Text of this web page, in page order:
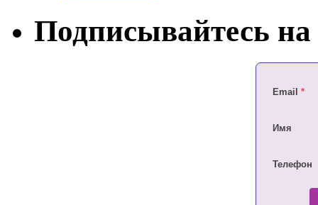
Подписывайтесь
Email *
Имя
Телефон